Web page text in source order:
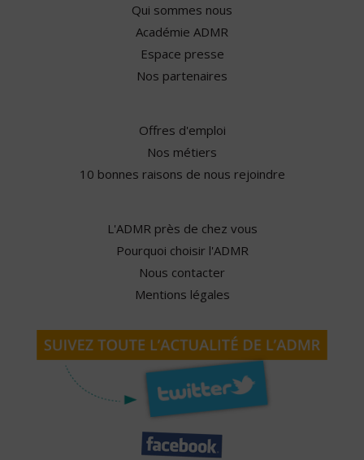
Qui sommes nous
Académie ADMR
Espace presse
Nos partenaires
Offres d'emploi
Nos métiers
10 bonnes raisons de nous rejoindre
L'ADMR près de chez vous
Pourquoi choisir l'ADMR
Nous contacter
Mentions légales